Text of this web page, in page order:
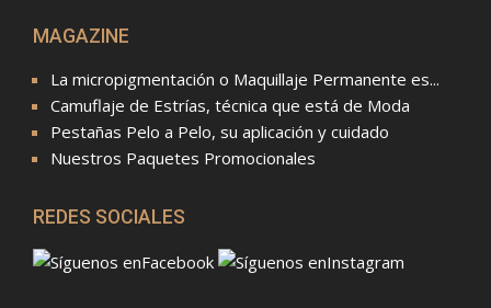
MAGAZINE
La micropigmentación o Maquillaje Permanente es...
Camuflaje de Estrías, técnica que está de Moda
Pestañas Pelo a Pelo, su aplicación y cuidado
Nuestros Paquetes Promocionales
REDES SOCIALES